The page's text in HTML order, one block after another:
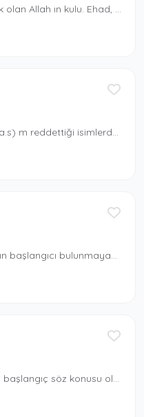
Şeriki ve ortağı bulunmayan, tek olan Allah ın kulu. Ehad, Allah ın isimlerindendir.
Aslan ın kulu.- Hz. Rasûlullah (s.a.s) m reddet­tiği isimlerdendir. Müslümanlar kullanmazlar.
Herşeyin evveli, ilk olan, varlığının başlan­gıcı bulunmayan Allah ın kulu.
Ezelden beri var olan varlığı için başlangıç söz konusu olmayan Allah ın kulu. Ezelden beri var olan Allah ın kulu.